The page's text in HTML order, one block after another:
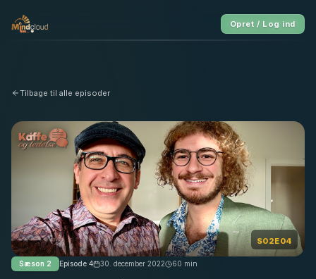
Opret / Log ind
Tilbage til alle episoder
S02E04
Sæson 2 Episode 4 30. december 2022 60 min